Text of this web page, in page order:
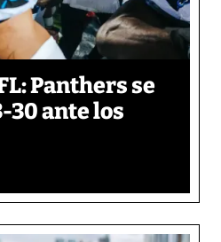
Panthers se
30 ante los